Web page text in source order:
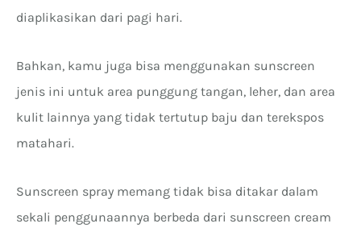
diaplikasikan dari pagi hari.
Bahkan, kamu juga bisa menggunakan sunscreen
jenis ini untuk area punggung tangan, leher, dan area
kulit lainnya yang tidak tertutup baju dan terekspos
matahari.
Sunscreen spray memang tidak bisa ditakar dalam
sekali penggunaannya berbeda dari sunscreen cream